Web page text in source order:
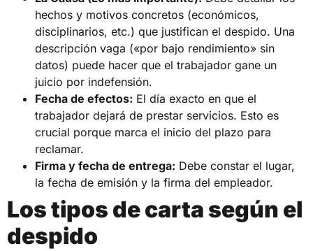
hechos y motivos concretos (económicos,
disciplinarios, etc.) que justifican el despido. Una
descripción vaga («por bajo rendimiento» sin
datos) puede hacer que el trabajador gane un
juicio por indefensión.
Fecha de efectos: El día exacto en que el
trabajador dejará de prestar servicios. Esto es
crucial porque marca el inicio del plazo para
reclamar.
Firma y fecha de entrega: Debe constar el lugar,
la fecha de emisión y la firma del empleador.
Los tipos de carta según el
despido